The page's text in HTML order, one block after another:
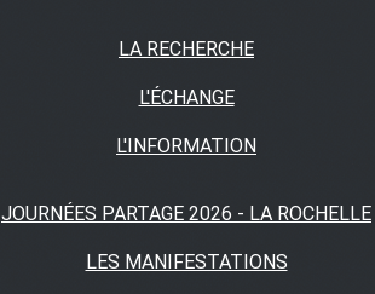
LA RECHERCHE
L'ÉCHANGE
L'INFORMATION
JOURNÉES PARTAGE 2026 - LA ROCHELLE
LES MANIFESTATIONS